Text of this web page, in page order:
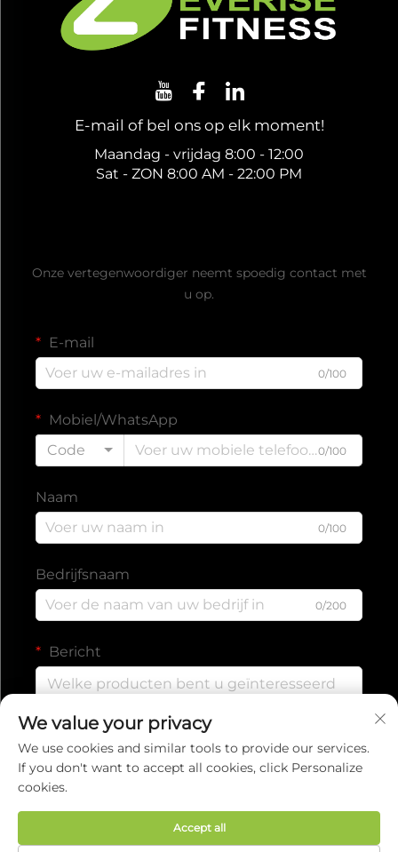
E-mail of bel ons op elk moment!
Maandag - vrijdag 8:00 - 12:00
Sat - ZON 8:00 AM - 22:00 PM
Onze vertegenwoordiger neemt spoedig contact met
u op.
E-mail
0/100
Mobiel/WhatsApp
Code
0/100
Naam
0/100
Bedrijfsnaam
0/200
Bericht
We value your privacy
We use cookies and similar tools to provide our services.
If you don't want to accept all cookies, click Personalize
cookies.
Accept all